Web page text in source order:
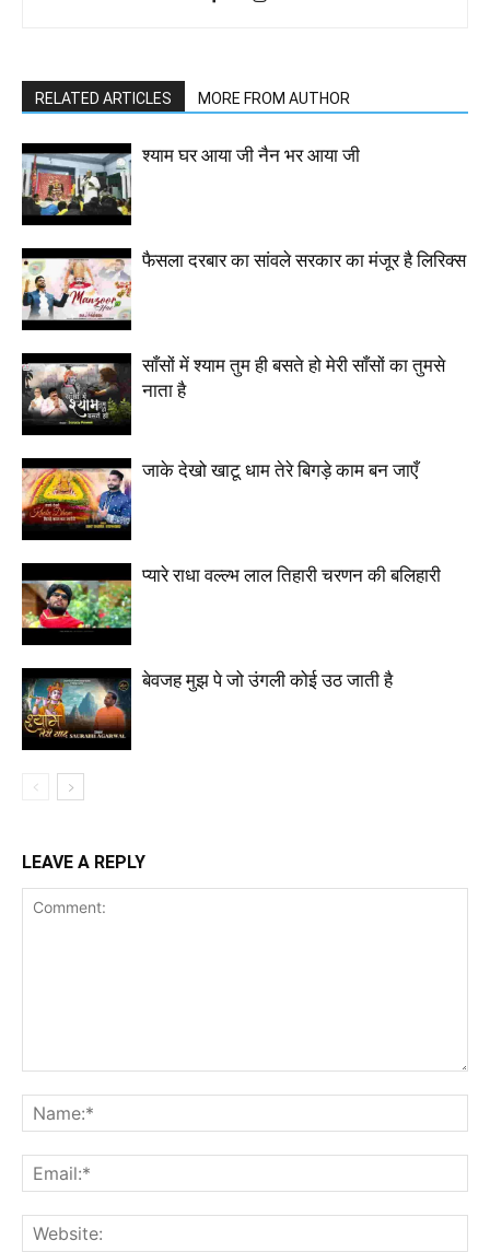
RELATED ARTICLES MORE FROM AUTHOR
श्याम घर आया जी नैन भर आया जी
फैसला दरबार का सांवले सरकार का मंजूर है लिरिक्स
साँसों में श्याम तुम ही बसते हो मेरी साँसों का तुमसे
नाता है
जाके देखो खाटू धाम तेरे बिगड़े काम बन जाएँ
प्यारे राधा वल्ल्भ लाल तिहारी चरणन की बलिहारी
बेवजह मुझ पे जो उंगली कोई उठ जाती है
LEAVE A REPLY